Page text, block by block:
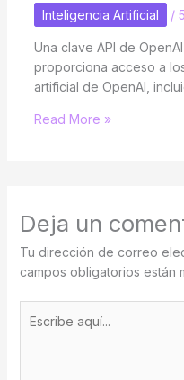
Inteligencia Artificial /
Una clave API de
proporciona acceso a
artificial de OpenAI,
Read More »
Deja un
Tu dirección de correo
campos obligatorios están
aquí...